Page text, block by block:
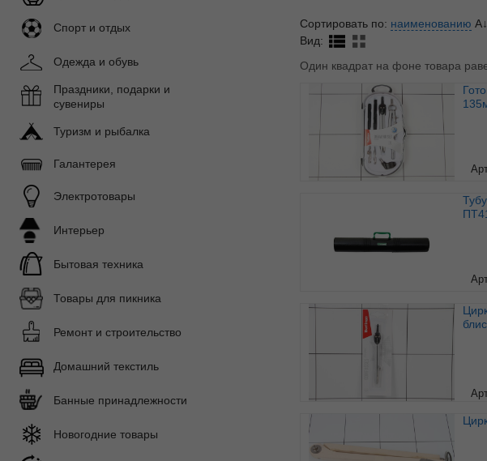
Сортировать по: наименованию
Вид:
Один квадрат на фоне товара
Готовальня Berlingo Expert 8 предметов, циркуль
Тубус А1 Стамм, с ручкой 3-х секционный, черный
Циркуль Berlingo Standard металлический, 135мм,
Спорт и отдых
Одежда и обувь
Праздники, подарки и
сувениры
Туризм и рыбалка
Галантерея
Электротовары
Интерьер
Бытовая техника
Товары для пикника
Ремонт и строительство
Домашний текстиль
Банные принадлежности
Новогодние товары